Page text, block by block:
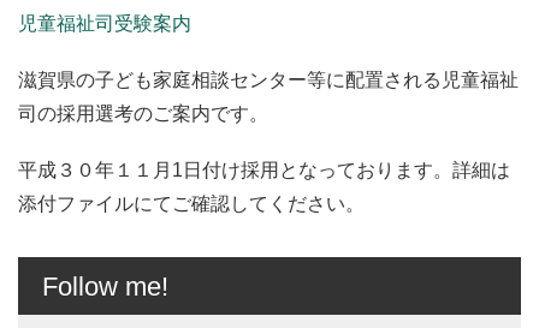
児童福祉司受験案内
滋賀県の子ども家庭相談センター等に配置される児童福祉
司の採用選考のご案内です。
平成３０年１１月1日付け採用となっております。詳細は
添付ファイルにてご確認してください。
Follow me!